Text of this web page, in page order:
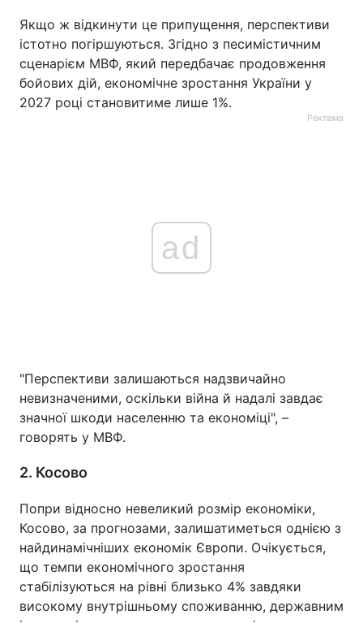
Якщо ж відкинути це припущення, перспективи
істотно погіршуються. Згідно з песимістичним
сценарієм МВФ, який передбачає продовження
бойових дій, економічне зростання України у
2027 році становитиме лише 1%.
Реклама
ad
"Перспективи залишаються надзвичайно
невизначеними, оскільки війна й надалі завдає
значної шкоди населенню та економіці", –
говорять у МВФ.
2. Косово
Попри відносно невеликий розмір економіки,
Косово, за прогнозами, залишатиметься однією з
найдинамічніших економік Європи. Очікується,
що темпи економічного зростання
стабілізуються на рівні близько 4% завдяки
високому внутрішньому споживанню, державним